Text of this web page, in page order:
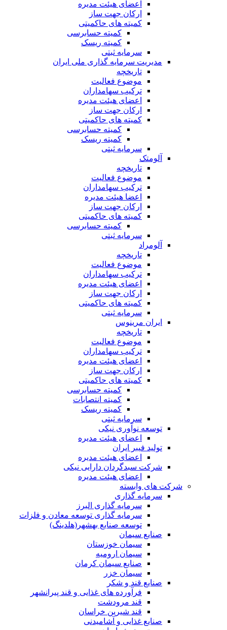
اعضای هیئت مدیره
ارکان جهت ساز
کمیته های حاکمیتی
کمیته حسابرسی
کمیته ریسک
سرمایه ثبتی
مدیریت سرمایه گذاری ملی ایران
تاریخچه
موضوع فعالیت
ترکیب سهامداران
اعضای هیئت مدیره
ارکان جهت ساز
کمیته های حاکمیتی
کمیته حسابرسی
کمیته ریسک
سرمایه ثبتی
آلومتک
تاریخچه
موضوع فعالیت
ترکیب سهامداران
اعضا هیئت مدیره
ارکان جهت ساز
کمیته های حاکمیتی
کمیته حسابرسی
سرمایه ثبتی
آلومراد
تاریخچه
موضوع فعالیت
ترکیب سهامداران
اعضای هیئت مدیره
ارکان جهت ساز
کمیته های حاکمیتی
سرمایه ثبتی
ایران مرینوس
تاریخچه
موضوع فعالیت
ترکیب سهامداران
اعضای هیئت مدیره
ارکان جهت ساز
کمیته های حاکمیتی
کمیته حسابرسی
کمیته انتصابات
کمیته ریسک
سرمایه ثبتی
توسعه نوآوری نیکی
اعضای هیئت مدیره
تولید فیبر ایران
اعضای هیئت مدیره
شرکت سبدگردان دارایی نیکی
اعضای هیئت مدیره
شرکت های وابسته
سرمایه گذاری
سرمایه گذاری البرز
سرمایه گذاری توسعه معادن و فلزات
توسعه‌ صنایع‌ بهشهر(هلدینگ)
صنایع سیمان
سیمان خوزستان
سیمان ارومیه
صنایع سیمان کرمان
سیمان خزر
صنایع قند و شکر
فرآورده های غذایی و قند پیرانشهر
قند مرودشت
قند شیرین خراسان
صنایع غذايی و آشاميدنی